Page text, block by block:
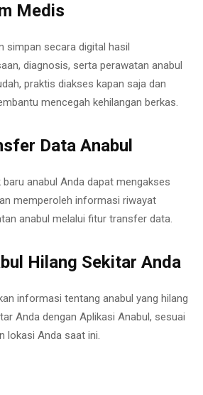
Medis
simpan secara digital hasil
diagnosis, serta perawatan anabul
praktis diakses kapan saja dan
mencegah kehilangan berkas.
Data Anabul
baru anabul Anda dapat mengakses
memperoleh informasi riwayat
anabul melalui fitur transfer data.
Hilang Sekitar Anda
informasi tentang anabul yang hilang
Anda dengan Aplikasi Anabul, sesuai
lokasi Anda saat ini.